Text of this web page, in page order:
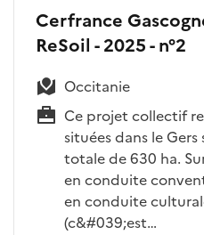
Cerfrance
ReSoil - 2025 - n°2
Occitanie
Ce projet collectif
situées dans le
totale de 630 ha.
en conduite
en conduite
(c&#039;est…